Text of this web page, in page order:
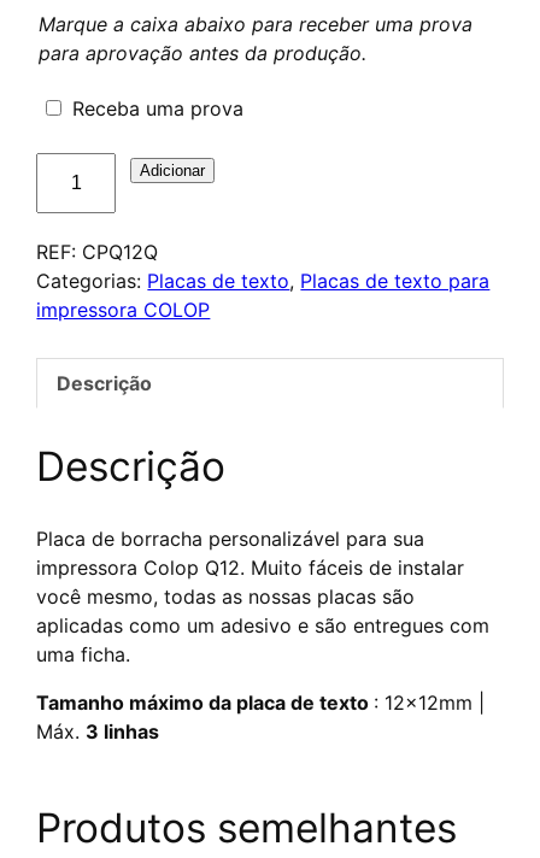
Marque a caixa abaixo para receber uma prova
para aprovação antes da produção.
Receba uma prova
Quantidade
pour
Colop
Printer
Adicionar
REF: CPQ12Q
Categorias: Placas de texto, Placas de texto para
impressora COLOP
Descrição
Descrição
Placa de borracha personalizável para sua
impressora Colop Q12. Muito fáceis de instalar
você mesmo, todas as nossas placas são
aplicadas como um adesivo e são entregues com
uma ficha.
Tamanho máximo da placa de texto : 12x12mm |
Máx. 3 linhas
Produtos semelhantes